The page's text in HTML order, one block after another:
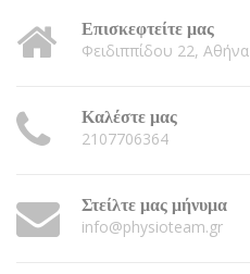
Επισκεφτείτε μας
Φειδιππίδου 22, Αθήνα
Καλέστε μας
2107706364
Στείλτε μας μήνυμα
info@physioteam.gr